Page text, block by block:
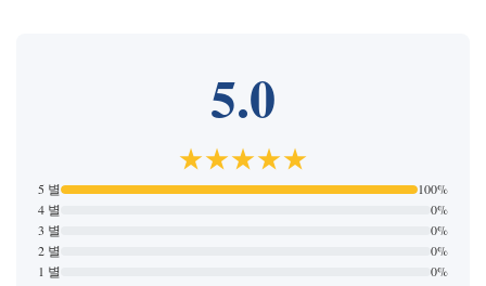
5.0
★★★★★
5 별
100%
4 별
0%
3 별
0%
2 별
0%
1 별
0%